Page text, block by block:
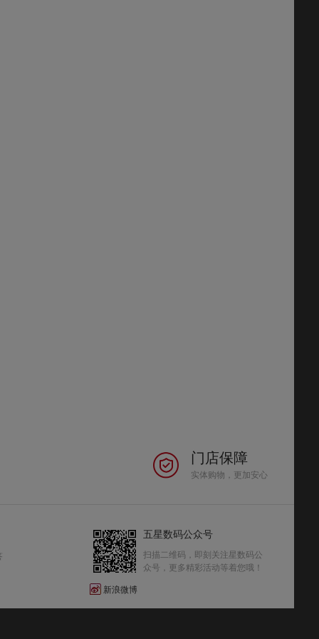
门店保障
实体购物，更加安心
五星数码公众号
扫描二维码，即刻关注星数码公
众号，更多精彩活动等着您哦！
新浪微博